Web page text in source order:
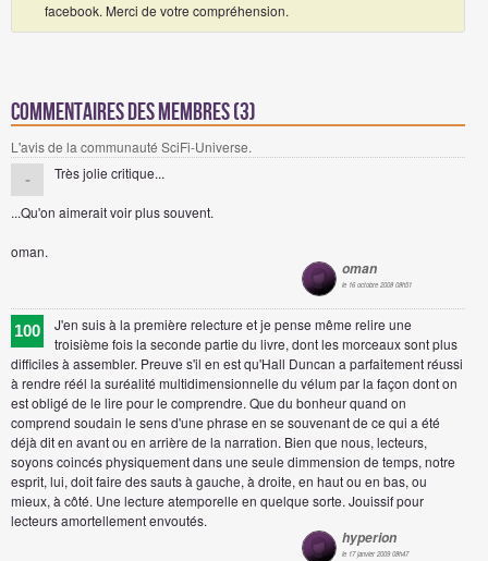
facebook. Merci de votre compréhension.
Commentaires des membres (3)
L'avis de la communauté SciFi-Universe.
-
Très jolie critique...
...Qu'on aimerait voir plus souvent.
oman.
oman
le 16 octobre 2008 08h51
100
J'en suis à la première relecture et je pense même relire une
troisième fois la seconde partie du livre, dont les morceaux sont plus
difficiles à assembler. Preuve s'il en est qu'Hall Duncan a parfaitement réussi
à rendre réél la suréalité multidimensionnelle du vélum par la façon dont on
est obligé de le lire pour le comprendre. Que du bonheur quand on
comprend soudain le sens d'une phrase en se souvenant de ce qui a été
déjà dit en avant ou en arrière de la narration. Bien que nous, lecteurs,
soyons coincés physiquement dans une seule dimmension de temps, notre
esprit, lui, doit faire des sauts à gauche, à droite, en haut ou en bas, ou
mieux, à côté. Une lecture atemporelle en quelque sorte. Jouissif pour
lecteurs amortellement envoutés.
hyperion
le 17 janvier 2009 08h47